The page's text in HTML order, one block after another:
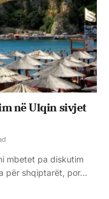
në Ulqin sivjet
mbetet pa diskutim
për shqiptarët, por…